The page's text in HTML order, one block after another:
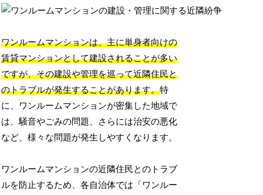
ワンルームマンションは、主に単身者向けの
賃貸マンションとして建設されることが多い
ですが、その建設や管理を巡って近隣住民と
のトラブルが発生することがあります。特
に、ワンルームマンションが密集した地域で
は、騒音やごみの問題、さらには治安の悪化
など、様々な問題が発生しやすくなります。
ワンルームマンションの近隣住民とのトラブ
ルを防止するため、各自治体では「ワンルー